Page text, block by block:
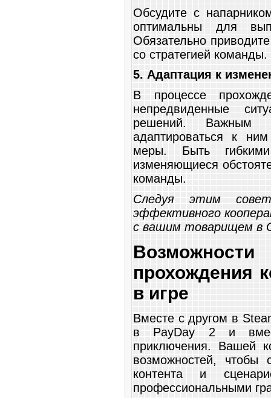
Обсудите с
оптимальны для
Обязательно
со стратегией команды.
5. Адаптация к
В процессе
непредвиденные
решений. Важным
адаптироваться к
меры. Быть
изменяющиеся
команды.
Следуя этим
эффективного
с вашим товарищем в
прохождения
в игре
Вместе с другом в
в PayDay 2 и
приключения. Вашей
возможностей, чтобы
контента и
профессиональными